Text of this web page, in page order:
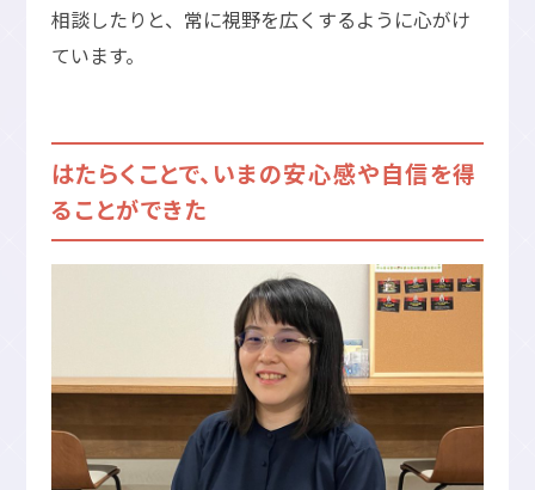
相談したりと、常に視野を広くするように心がけ
ています。
はたらくことで、いまの安心感や自信を得
ることができた